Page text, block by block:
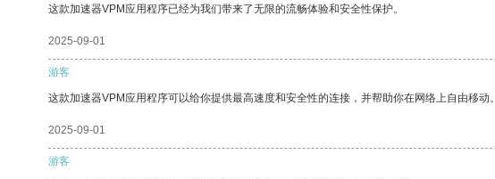
这款加速器VPM应用程序已经为我们带来了无限的流畅体验和安全性保护。
2025-09-01
游客
这款加速器VPM应用程序可以给你提供最高速度和安全性的连接，并帮助你在网络上自由移动。
2025-09-01
游客